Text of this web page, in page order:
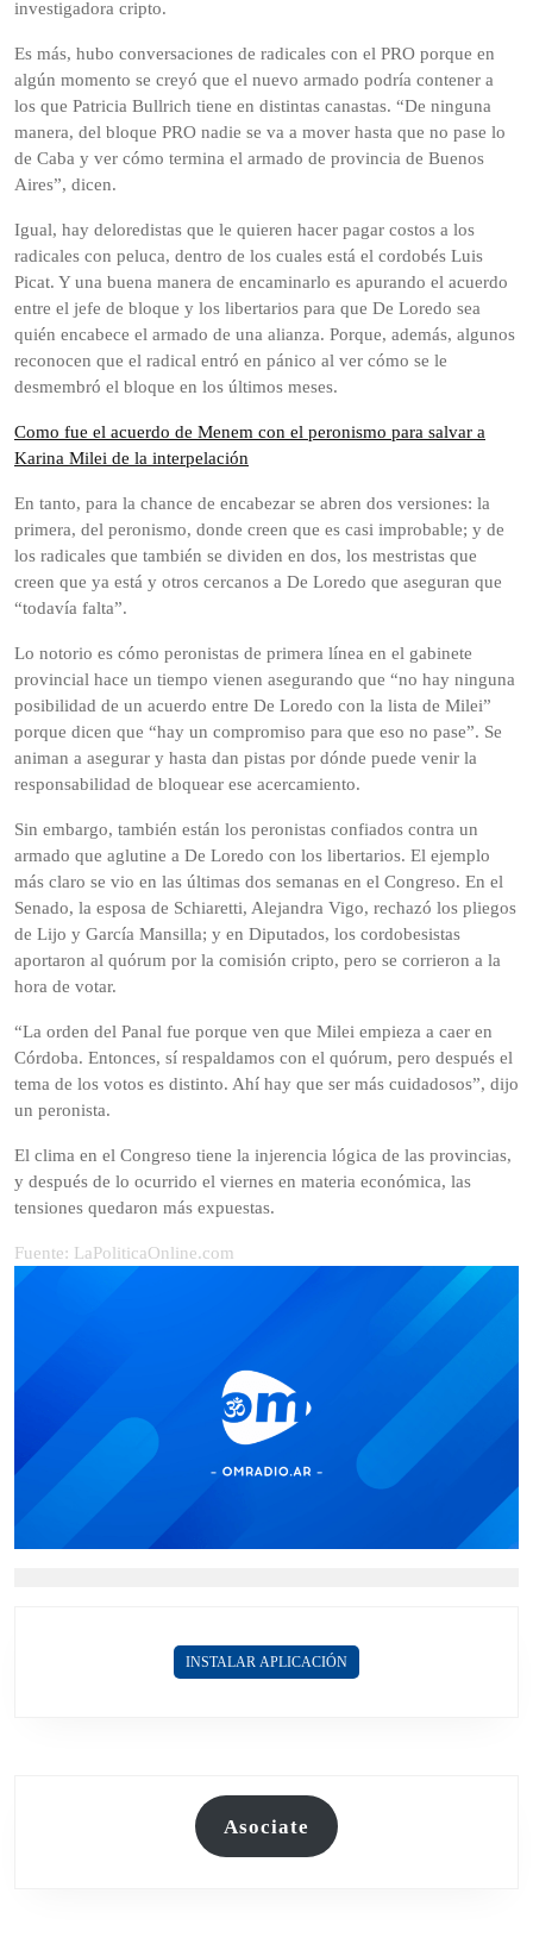
investigadora cripto.
Es más, hubo conversaciones de radicales con el PRO porque en
algún momento se creyó que el nuevo armado podría contener a
los que Patricia Bullrich tiene en distintas canastas. “De ninguna
manera, del bloque PRO nadie se va a mover hasta que no pase lo
de Caba y ver cómo termina el armado de provincia de Buenos
Aires”, dicen.
Igual, hay deloredistas que le quieren hacer pagar costos a los
radicales con peluca, dentro de los cuales está el cordobés Luis
Picat. Y una buena manera de encaminarlo es apurando el acuerdo
entre el jefe de bloque y los libertarios para que De Loredo sea
quién encabece el armado de una alianza. Porque, además, algunos
reconocen que el radical entró en pánico al ver cómo se le
desmembró el bloque en los últimos meses.
Como fue el acuerdo de Menem con el peronismo para salvar a
Karina Milei de la interpelación
En tanto, para la chance de encabezar se abren dos versiones: la
primera, del peronismo, donde creen que es casi improbable; y de
los radicales que también se dividen en dos, los mestristas que
creen que ya está y otros cercanos a De Loredo que aseguran que
“todavía falta”.
Lo notorio es cómo peronistas de primera línea en el gabinete
provincial hace un tiempo vienen asegurando que “no hay ninguna
posibilidad de un acuerdo entre De Loredo con la lista de Milei”
porque dicen que “hay un compromiso para que eso no pase”. Se
animan a asegurar y hasta dan pistas por dónde puede venir la
responsabilidad de bloquear ese acercamiento.
Sin embargo, también están los peronistas confiados contra un
armado que aglutine a De Loredo con los libertarios. El ejemplo
más claro se vio en las últimas dos semanas en el Congreso. En el
Senado, la esposa de Schiaretti, Alejandra Vigo, rechazó los pliegos
de Lijo y García Mansilla; y en Diputados, los cordobesistas
aportaron al quórum por la comisión cripto, pero se corrieron a la
hora de votar.
“La orden del Panal fue porque ven que Milei empieza a caer en
Córdoba. Entonces, sí respaldamos con el quórum, pero después el
tema de los votos es distinto. Ahí hay que ser más cuidadosos”, dijo
un peronista.
El clima en el Congreso tiene la injerencia lógica de las provincias,
y después de lo ocurrido el viernes en materia económica, las
tensiones quedaron más expuestas.
Fuente: LaPoliticaOnline.com
INSTALAR APLICACIÓN
Asociate